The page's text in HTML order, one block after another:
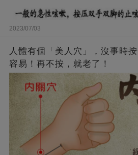
2023/07/03
人體有個「美人穴」，沒事時
容易！再不按，就老了！